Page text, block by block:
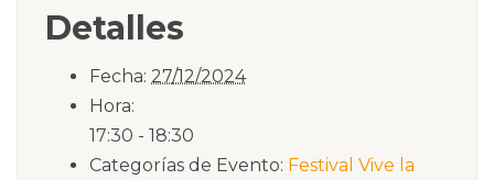
Detalles
Fecha: 27/12/2024
Hora:
17:30 - 18:30
Categorías de Evento: Festival Vive la